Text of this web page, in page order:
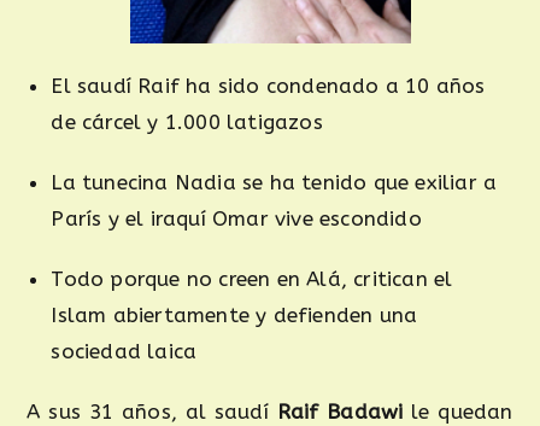
El saudí Raif ha sido condenado a 10 años
de cárcel y 1.000 latigazos
La tunecina Nadia se ha tenido que exiliar a
París y el iraquí Omar vive escondido
Todo porque no creen en Alá, critican el
Islam abiertamente y defienden una
sociedad laica
A sus 31 años, al saudí Raif Badawi le quedan